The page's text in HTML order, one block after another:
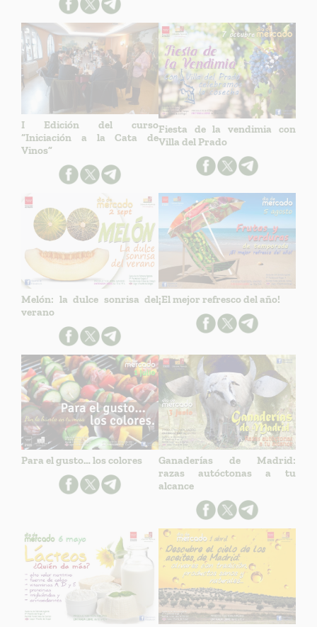
I Edición del curso
“Iniciación a la Cata de
Vinos”
Fiesta de la vendimia con
Villa del Prado
Melón: la dulce sonrisa del
verano
¡El mejor refresco del año!
Para el gusto… los colores
Ganaderías de Madrid:
razas autóctonas a tu
alcance